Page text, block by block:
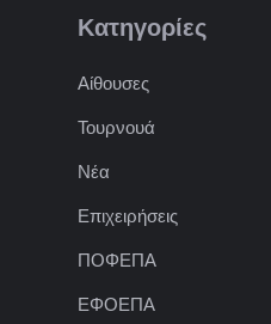
Κατηγορίες
Αίθουσες
Τουρνουά
Νέα
Επιχειρήσεις
ΠΟΦΕΠΑ
ΕΦΟΕΠΑ